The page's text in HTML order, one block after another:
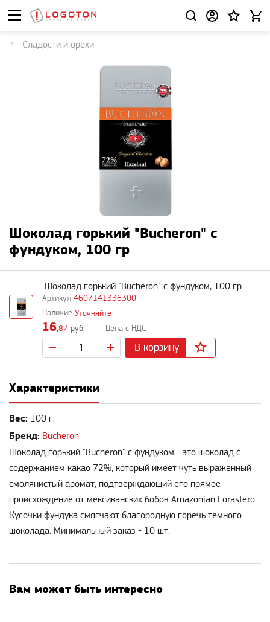
Сладости и орехи
Шоколад горький "Bucheron" с
фундуком, 100 гр
4607141336300
Шоколад горький "Bucheron" с фундуком, 100 гр
Уточняйте
16,87 руб.
В корзину
Характеристики
Вес: 100 г.
Бренд: Bucheron
Шоколад горький "Bucheron" с фундуком - это шоколад с
содержанием какао 72%, который имеет чуть выраженный
смолянистый аромат, подтверждающий его прямое
происхождение от мексиканских бобов Amazonian Forastero.
Кусочки фундука смягчают благородную горечь темного
шоколада. Минимальный заказ - 10 шт.
Вам может быть интересно